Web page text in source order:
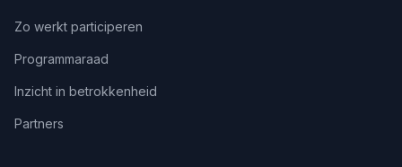
Zo werkt participeren
Programmaraad
Inzicht in betrokkenheid
Partners